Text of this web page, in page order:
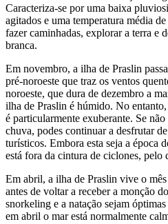
Caracteriza-se por uma baixa
agitados e uma temperatura média
fazer caminhadas, explorar a terra e
branca.
Em novembro, a ilha de Praslin
pré-noroeste que traz os ventos
noroeste, que dura de dezembro a
ilha de Praslin é húmido. No
é particularmente exuberante. Se
chuva, podes continuar a desfrutar
turísticos. Embora esta seja a época
está fora da cintura de ciclones, pelo
Em abril, a ilha de Praslin vive o
antes de voltar a receber a monção
snorkeling e a natação sejam
em abril o mar está normalmente